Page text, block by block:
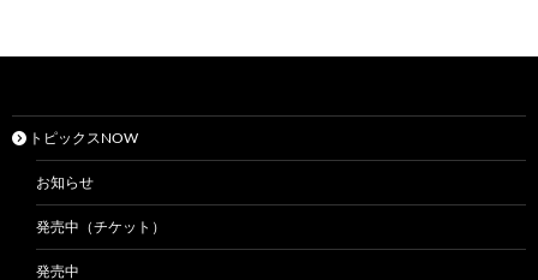
トピックスNOW
お知らせ
発売中（チケット）
発売中